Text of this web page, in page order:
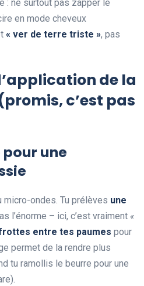
: ne surtout pas zapper le
en mode cheveux
« ver de terre triste », pas
de la
c’est pas
une
micro-ondes. Tu prélèves une
l’énorme – ici, c’est vraiment «
entre tes paumes pour
permet de la rendre plus
tu ramollis le beurre pour une